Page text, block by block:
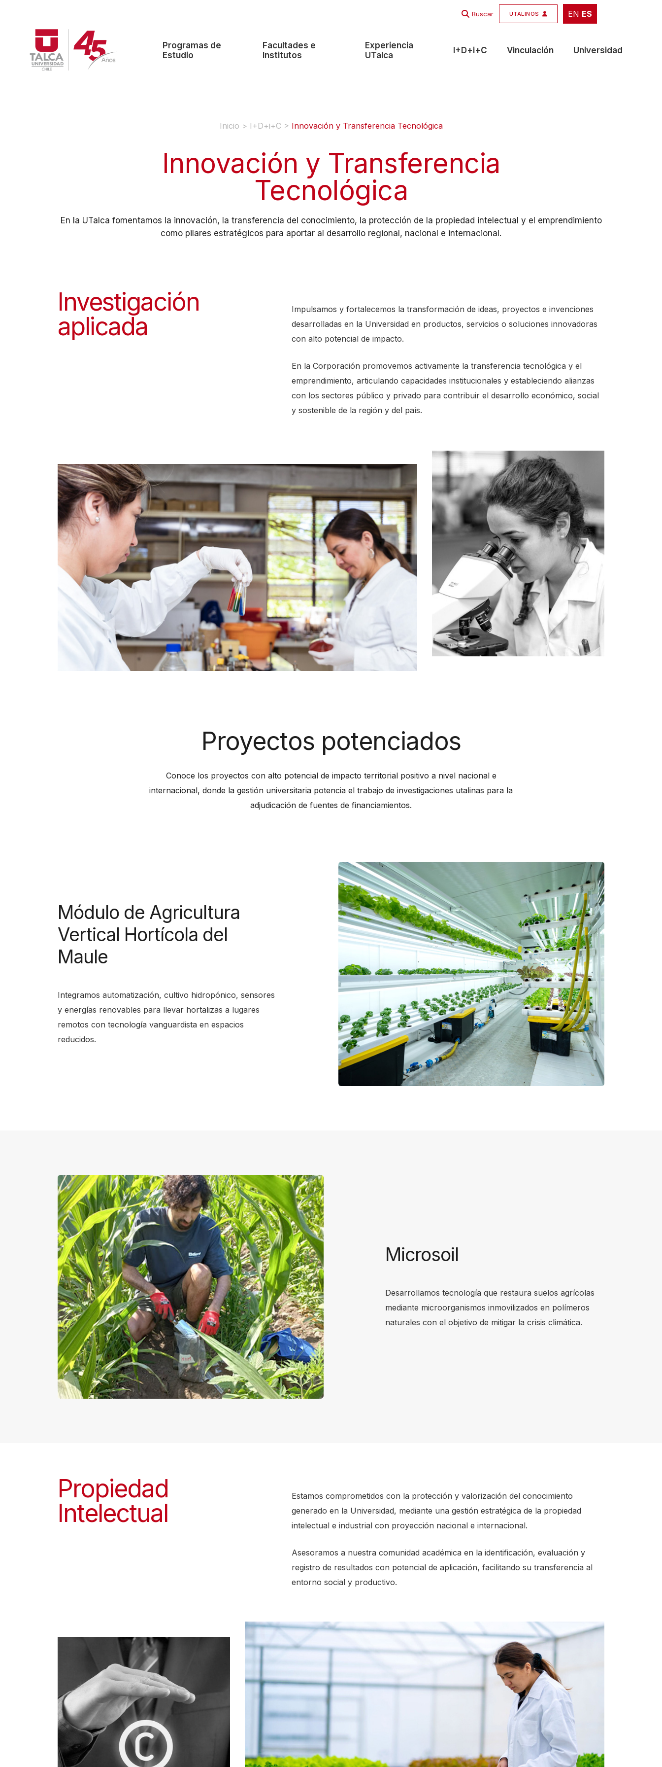
EN ES
Buscar UTALINOS EN ES
Programas de
Estudio
Facultades e
Institutos
Experiencia
UTalca
I+D+i+C Vinculación Universidad
Inicio > I+D+i+C> Innovación y Transferencia Tecnológica
Innovación y Transferencia
Tecnológica
En la UTalca fomentamos la innovación, la transferencia del conocimiento, la protección de la propiedad intelectual y el emprendimiento
como pilares estratégicos para aportar al desarrollo regional, nacional e internacional.
Investigación
aplicada
Impulsamos y fortalecemos la transformación de ideas, proyectos e invenciones
desarrolladas en la Universidad en productos, servicios o soluciones innovadoras
con alto potencial de impacto.
En la Corporación promovemos activamente la transferencia tecnológica y el
emprendimiento, articulando capacidades institucionales y estableciendo alianzas
con los sectores público y privado para contribuir el desarrollo económico, social
y sostenible de la región y del país.
Proyectos potenciados
Conoce los proyectos con alto potencial de impacto territorial positivo a nivel nacional e
internacional, donde la gestión universitaria potencia el trabajo de investigaciones utalinas para la
adjudicación de fuentes de financiamientos.
Módulo de Agricultura
Vertical Hortícola del
Maule
Integramos automatización, cultivo hidropónico, sensores
y energías renovables para llevar hortalizas a lugares
remotos con tecnología vanguardista en espacios
reducidos.
Microsoil
Desarrollamos tecnología que restaura suelos agrícolas
mediante microorganismos inmovilizados en polímeros
naturales con el objetivo de mitigar la crisis climática.
Propiedad
Intelectual
Estamos comprometidos con la protección y valorización del conocimiento
generado en la Universidad, mediante una gestión estratégica de la propiedad
intelectual e industrial con proyección nacional e internacional.
Asesoramos a nuestra comunidad académica en la identificación, evaluación y
registro de resultados con potencial de aplicación, facilitando su transferencia al
entorno social y productivo.